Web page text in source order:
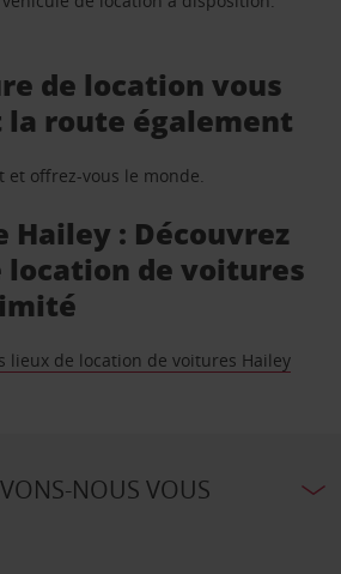
de location vous
route également
et offrez-vous le monde.
Hailey : Découvrez
location de voitures
lieux de location de voitures Hailey
NOUS VOUS